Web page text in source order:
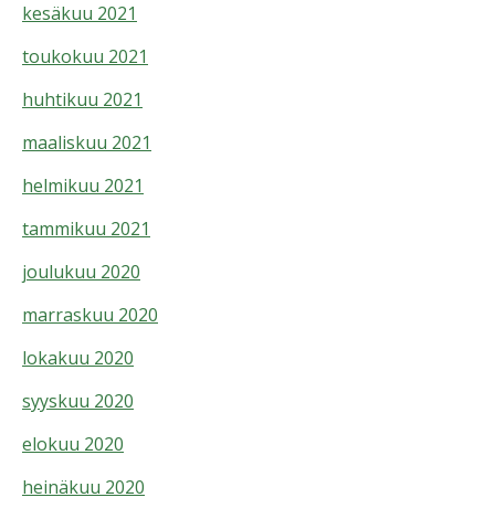
kesäkuu 2021
toukokuu 2021
huhtikuu 2021
maaliskuu 2021
helmikuu 2021
tammikuu 2021
joulukuu 2020
marraskuu 2020
lokakuu 2020
syyskuu 2020
elokuu 2020
heinäkuu 2020